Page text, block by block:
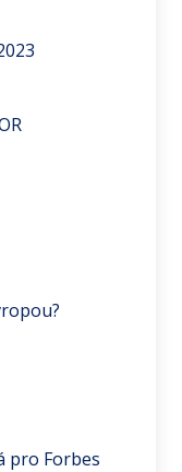
pro Forbes